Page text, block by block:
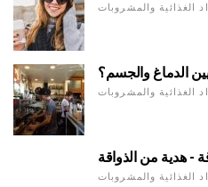
الغذائية والمشروبات
الدماغ والجسم؟
الغذائية والمشروبات
- هدية من الذواقة
الغذائية والمشروبات